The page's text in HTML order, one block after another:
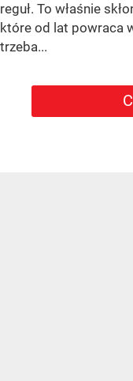
reguł. To właśnie
które od lat powraca
trzeba...